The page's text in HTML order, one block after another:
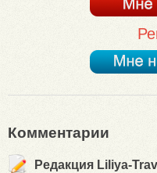
Комментарии
Редакция Liliya-